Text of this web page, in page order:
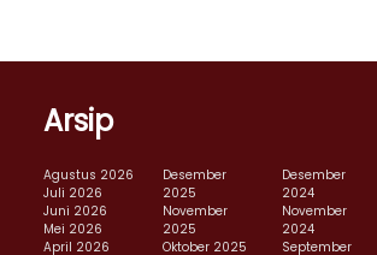
Arsip
Agustus 2026
Juli 2026
Juni 2026
Mei 2026
April 2026
Desember
2025
November
2025
Oktober 2025
Desember
2024
November
2024
September